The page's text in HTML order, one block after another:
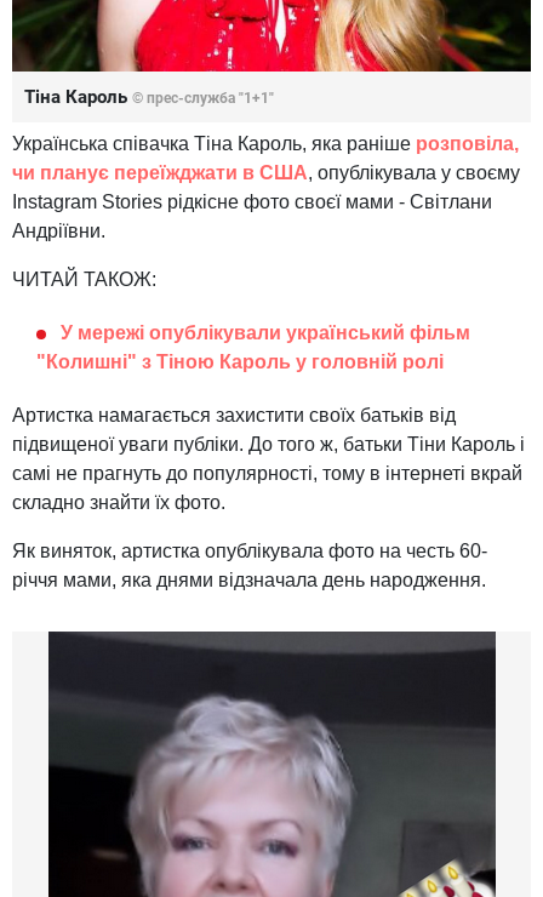
Тіна Кароль © прес-служба "1+1"
Українська співачка Тіна Кароль, яка раніше розповіла,
чи планує переїжджати в США, опублікувала у своєму
Instagram Stories рідкісне фото своєї мами - Світлани
Андріївни.
ЧИТАЙ ТАКОЖ:
У мережі опублікували український фільм
"Колишні" з Тіною Кароль у головній ролі
Артистка намагається захистити своїх батьків від
підвищеної уваги публіки. До того ж, батьки Тіни Кароль і
самі не прагнуть до популярності, тому в інтернеті вкрай
складно знайти їх фото.
Як виняток, артистка опублікувала фото на честь 60-
річчя мами, яка днями відзначала день народження.